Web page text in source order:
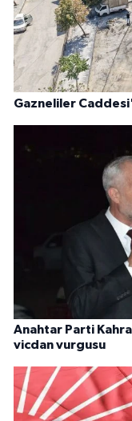
Gazneliler
Anahtar Parti
vicdan vurgusu